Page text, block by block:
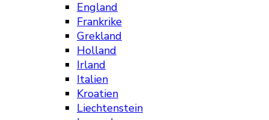
England
Frankrike
Grekland
Holland
Irland
Italien
Kroatien
Liechtenstein